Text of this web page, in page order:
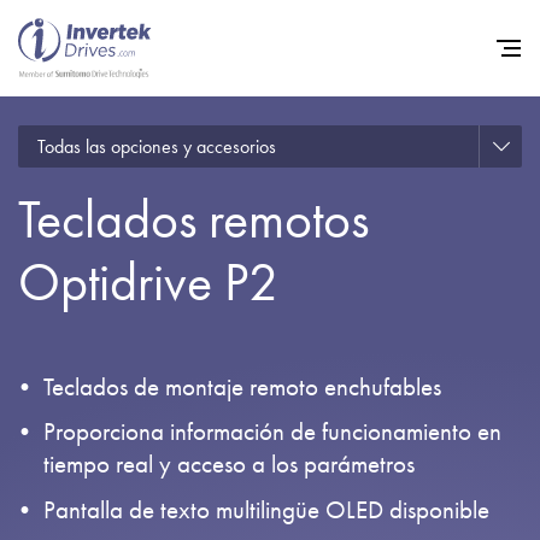
Todas las opciones y accesorios
Teclados remotos
Optidrive P2
Teclados de montaje remoto enchufables
Proporciona información de funcionamiento en
tiempo real y acceso a los parámetros
Pantalla de texto multilingüe OLED disponible
Home
Variadores de frecuencia
Empleo
Acerca de
Contacto